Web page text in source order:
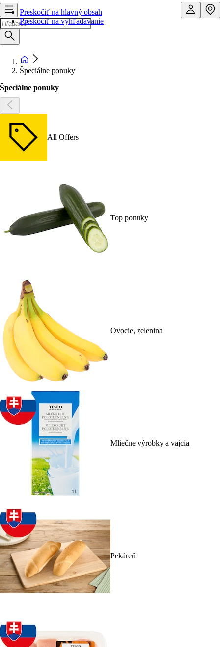
Preskočiť na hlavný obsah
Preskočiť na vyhľadávanie
Špeciálne ponuky
Špeciálne ponuky
All Offers
Top ponuky
Ovocie, zelenina
Mliečne výrobky a vajcia
Pekáreň